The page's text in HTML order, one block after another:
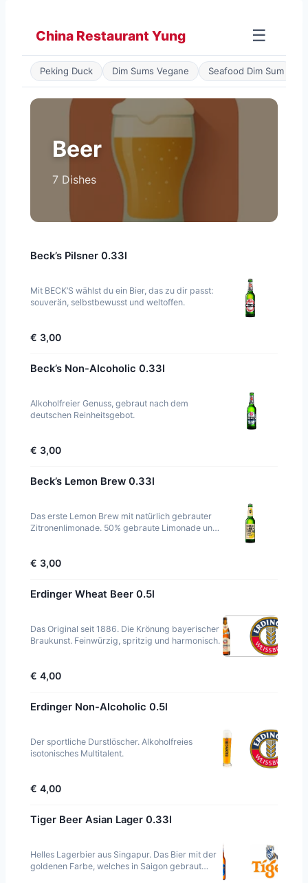
springen
China Restaurant Yung ☰
Peking Duck Dim Sums Vegane Seafood Dim Sum
Beer
7 Dishes
Beck’s Pilsner 0.33l
Mit BECK’S wählst du ein Bier, das zu dir passt:
souverän, selbstbewusst und weltoffen.
€ 3,00
Beck’s Non-Alcoholic 0.33l
Alkoholfreier Genuss, gebraut nach dem
deutschen Reinheitsgebot.
€ 3,00
Beck’s Lemon Brew 0.33l
Das erste Lemon Brew mit natürlich gebrauter
Zitronenlimonade. 50% gebraute Limonade und
€ 3,00
Erdinger Wheat Beer 0.5l
Das Original seit 1886. Die Krönung bayerischer
Braukunst. Feinwürzig, spritzig und harmonisch.
€ 4,00
Erdinger Non-Alcoholic 0.5l
Der sportliche Durstlöscher. Alkoholfreies
isotonisches Multitalent.
€ 4,00
Tiger Beer Asian Lager 0.33l
Helles Lagerbier aus Singapur. Das Bier mit der
goldenen Farbe, welches in Saigon gebraut